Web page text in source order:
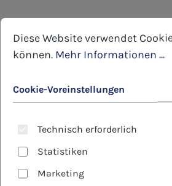
Cookie-Voreinstellungen
Diese Website verwendet
Diese Website verwendet
können. Mehr Informationen ...
Cookie-Voreinstellungen
Technisch erforderlich
Statistiken
Marketing